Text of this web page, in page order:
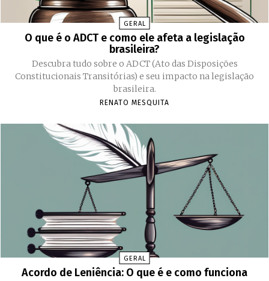
GERAL
O que é o ADCT e como ele afeta a legislação
brasileira?
Descubra tudo sobre o ADCT (Ato das Disposições
Constitucionais Transitórias) e seu impacto na legislação
brasileira.
RENATO MESQUITA
GERAL
Acordo de Leniência: O que é e como funciona